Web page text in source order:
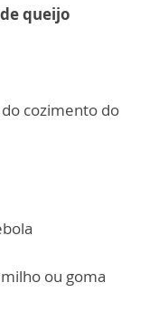
queijo
cozimento do
ou goma